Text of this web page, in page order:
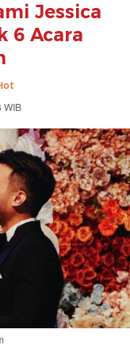
Jessica
6 Acara
WIB